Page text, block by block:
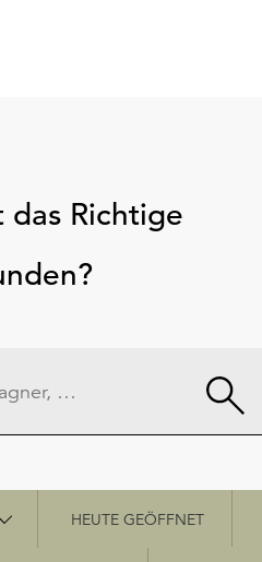
Richtige
HEUTE GEÖFFNET